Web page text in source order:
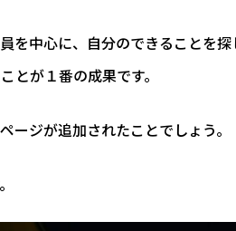
を中心に、自分のできることを
とが１番の成果です。
ジが追加されたことでしょう。